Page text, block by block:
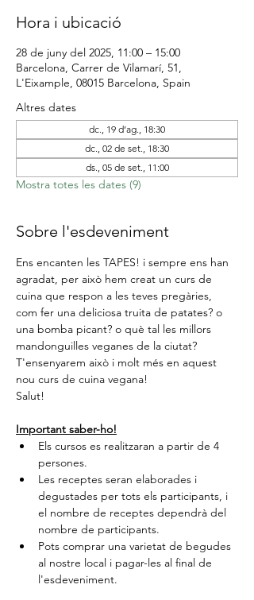
Hora i ubicació
28 de juny del 2025, 11:00 – 15:00
Barcelona, Carrer de Vilamarí, 51,
L'Eixample, 08015 Barcelona, Spain
Altres dates
dc., 19 d’ag., 18:30
dc., 02 de set., 18:30
ds., 05 de set., 11:00
Mostra totes les dates (9)
Sobre l'esdeveniment
Ens encanten les TAPES! i sempre ens han
agradat, per això hem creat un curs de
cuina que respon a les teves pregàries,
com fer una deliciosa truita de patates? o
una bomba picant? o què tal les millors
mandonguilles veganes de la ciutat?
T'ensenyarem això i molt més en aquest
nou curs de cuina vegana!
Salut!
Important saber-ho!
Els cursos es realitzaran a partir de 4
persones.
Les receptes seran elaborades i
degustades per tots els participants, i
el nombre de receptes dependrà del
nombre de participants.
Pots comprar una varietat de begudes
al nostre local i pagar-les al final de
l'esdeveniment.